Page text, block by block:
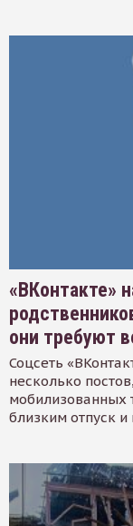
«ВКонтакте»
они требуют
Соцсеть
несколько
мобилизованных
близким отпуск